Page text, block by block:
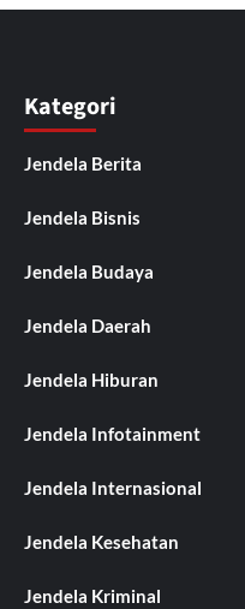
Kategori
Jendela Berita
Jendela Bisnis
Jendela Budaya
Jendela Daerah
Jendela Hiburan
Jendela Infotainment
Jendela Internasional
Jendela Kesehatan
Jendela Kriminal